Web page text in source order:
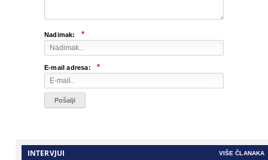
Nadimak: *
E-mail adresa: *
INTERVJUI VIŠE ČLANAKA